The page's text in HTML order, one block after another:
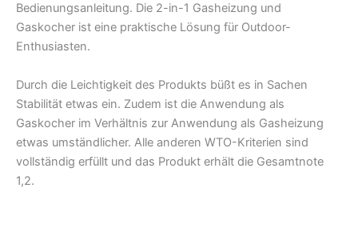
Bedienungsanleitung. Die 2-in-1 Gasheizung und
Gaskocher ist eine praktische Lösung für Outdoor-
Enthusiasten.
Durch die Leichtigkeit des Produkts büßt es in Sachen
Stabilität etwas ein. Zudem ist die Anwendung als
Gaskocher im Verhältnis zur Anwendung als Gasheizung
etwas umständlicher. Alle anderen WTO-Kriterien sind
vollständig erfüllt und das Produkt erhält die Gesamtnote
1,2.